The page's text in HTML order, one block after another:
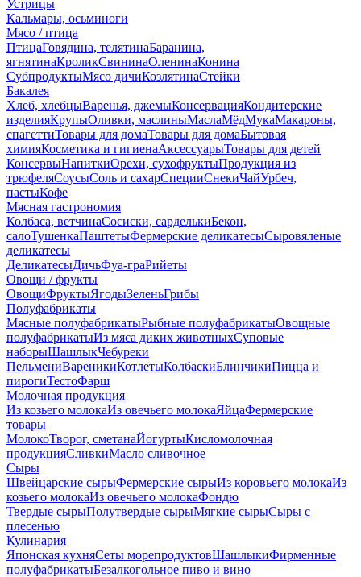
Устрицы
Кальмары, осьминоги
Мясо / птица
ПтицаГовядина, телятинаБаранина,
ягнятинаКроликСвининаОленинаКонина
СубпродуктыМясо дичиКозлятинаСтейки
Бакалея
Хлеб, хлебцыВаренья, джемыКонсервацияКондитерские
изделияКрупыОливки, маслиныМаслаМёдМукаМакароны,
спагеттиТовары для домаТовары для домаБытовая
химияКосметика и гигиенаАксессуарыТовары для детей
КонсервыНапиткиОрехи, сухофруктыПродукция из
трюфеляСоусыСоль и сахарСпецииСнекиЧайУрбеч,
пастыКофе
Мясная гастрономия
Колбаса, ветчинаСосиски, сарделькиБекон,
салоТушенкаПаштетыФермерские деликатесыСыровяленые
деликатесы
ДеликатесыДичьФуа-граРийеты
Овощи / фрукты
ОвощиФруктыЯгодыЗеленьГрибы
Полуфабрикаты
Мясные полуфабрикатыРыбные полуфабрикатыОвощные
полуфабрикатыИз мяса диких животныхСуповые
наборыШашлыкЧебуреки
ПельмениВареникиКотлетыКолбаскиБлинчикиПицца и
пирогиТестоФарш
Молочная продукция
Из козьего молокаИз овечьего молокаЯйцаФермерские
товары
МолокоТворог, сметанаЙогуртыКисломолочная
продукцияСливкиМасло сливочное
Сыры
Швейцарские сырыФермерские сырыИз коровьего молокаИз
козьего молокаИз овечьего молокаФондю
Твердые сырыПолутвердые сырыМягкие сырыСыры c
плесенью
Кулинария
Японская кухняСеты морепродуктовШашлыкиФирменные
полуфабрикатыБезалкогольное пиво и вино